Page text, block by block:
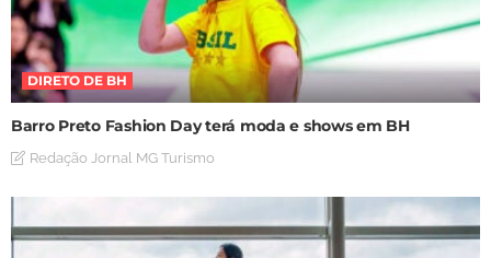
DIRETO DE BH
Barro Preto Fashion Day terá moda e shows em BH
Redação Jornal MG Turismo